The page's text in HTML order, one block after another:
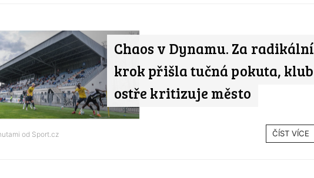
Chaos v Dynamu. Za radikální
krok přišla tučná pokuta, klub
ostře kritizuje město
od Sport.cz ČÍST VÍCE